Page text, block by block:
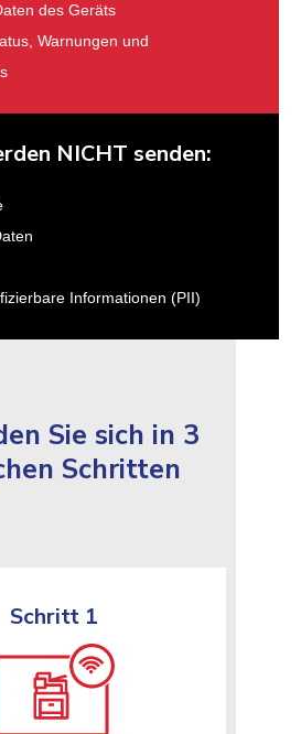
des Geräts
Warnungen und
NICHT senden:
Informationen (PII)
Sie sich in 3
Schritten
Schritt 1